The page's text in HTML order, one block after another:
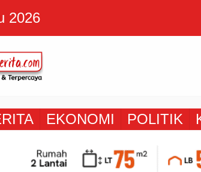
2026
EKONOMI POLITIK